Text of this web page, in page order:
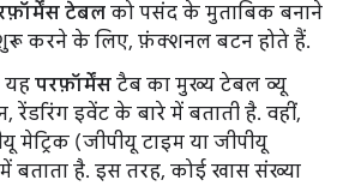
टेबल को पसंद के मुताबिक बनाने
करने के लिए, फ़ंक्शनल बटन होते हैं.
यहपरफ़ॉर्मेंस टैब का मुख्य टेबल व्यू
रेंडरिंग इवेंट के बारे में बताती है. वहीं,
मेट्रिक (जीपीयू टाइम या जीपीयू
बताता है. इस तरह, कोई खास संख्या